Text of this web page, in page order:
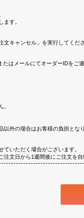
す。
キャンセル」を実行してくださ
はメールにてオーダーIDをご連
。
外の場合はお客様の負担となり
いただく場合がございます。
文日から1週間後にご注文を